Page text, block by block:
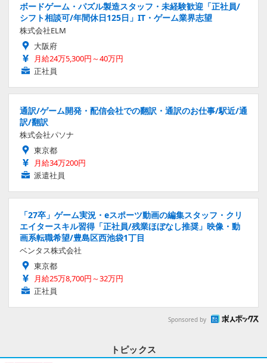
ボードゲーム・パズル製造スタッフ・未経験歓迎「正社員/
シフト相談可/年間休日125日」IT・ゲーム業界志望
株式会社ELM
大阪府
月給24万5,300円～40万円
正社員
通訳/ゲーム開発・配信会社での翻訳・通訳のお仕事/駅近/通
訳/翻訳
株式会社パソナ
東京都
月給34万200円
派遣社員
「27卒」ゲーム実況・eスポーツ動画の編集スタッフ・クリ
エイタースキル習得「正社員/残業ほぼなし推奨」映像・動
画系転職希望/豊島区西池袋1丁目
ベンタス株式会社
東京都
月給25万8,700円～32万円
正社員
Sponsored by
トピックス